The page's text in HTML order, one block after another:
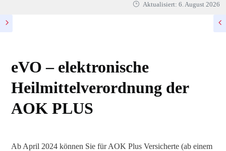
Aktualisiert: 6. August 2026
eVO – elektronische
Heilmittelverordnung der
AOK PLUS
Ab April 2024 können Sie für AOK Plus Versicherte (ab einem